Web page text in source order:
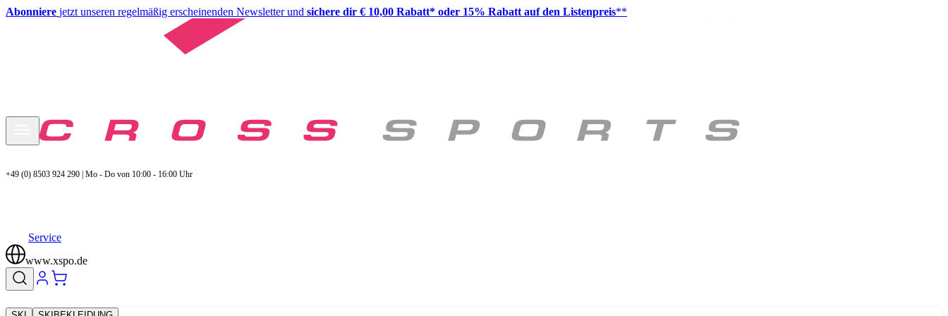
Abonniere jetzt unseren regelmäßig erscheinenden Newsletter und sichere dir € 10,00 Rabatt* oder 15% Rabatt auf den Listenpreis**
+49 (0) 8503 924 290 | Mo - Do von 10:00 - 16:00 Uhr
Service
www.xspo.de